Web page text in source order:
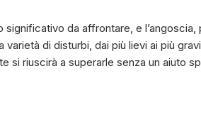
da affrontare, e l’angoscia,
di disturbi, dai più lievi ai più
riuscirà a superarle senza un aiuto